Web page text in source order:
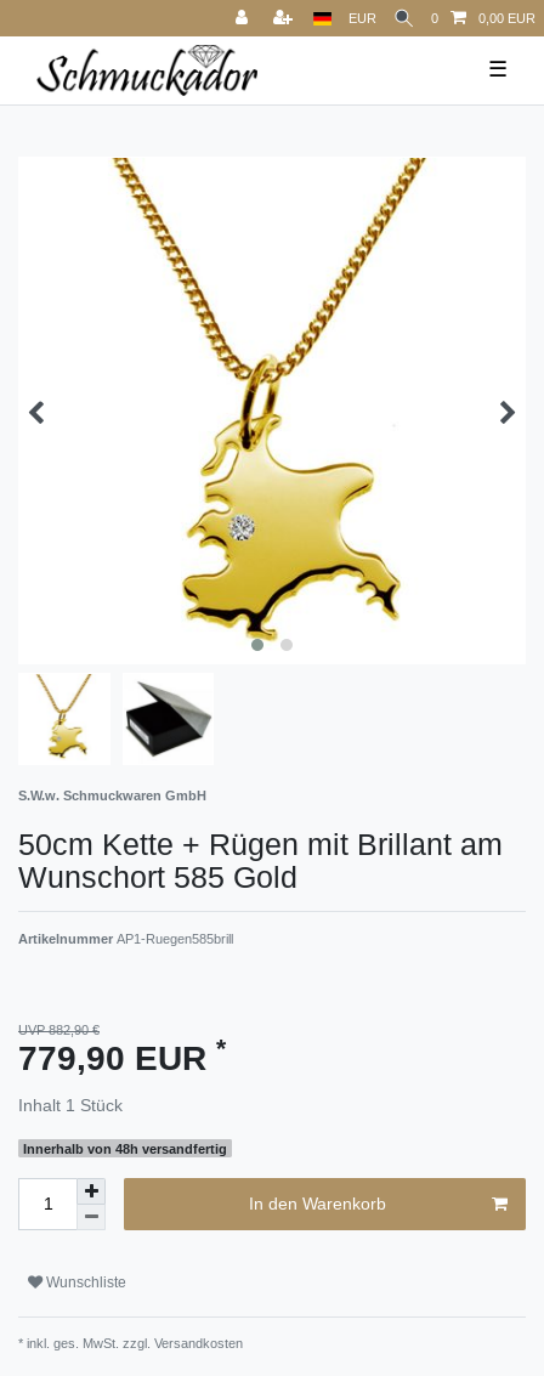
EUR 0 0,00 EUR
☰
S.W.w. Schmuckwaren GmbH
50cm Kette + Rügen mit Brillant am
Wunschort 585 Gold
Artikelnummer AP1-Ruegen585brill
UVP 882,90 €
779,90 EUR *
Inhalt 1 Stück
Innerhalb von 48h versandfertig
In den Warenkorb
Wunschliste
* inkl. ges. MwSt. zzgl. Versandkosten